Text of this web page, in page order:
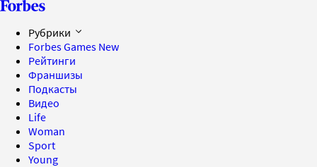
Рубрики
Forbes Games New
Рейтинги
Франшизы
Подкасты
Видео
Life
Woman
Sport
Young